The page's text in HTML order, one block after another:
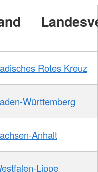
Rotes Kreuz
Württemberg
Anhalt
Lippe